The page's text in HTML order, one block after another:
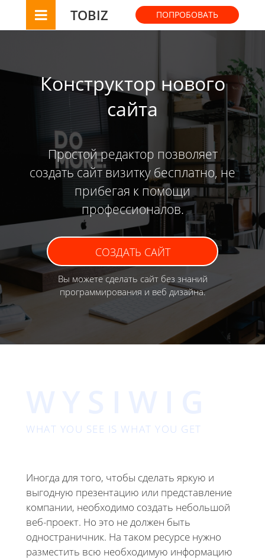
TOBIZ ПОПРОБОВАТЬ
Конструктор нового
сайта
Простой редактор позволяет
создать сайт визитку бесплатно, не
прибегая к помощи
профессионалов.
СОЗДАТЬ САЙТ
Вы можете сделать сайт без знаний
программирования и веб дизайна.
WHAT YOU SEE IS WHAT YOU GET
Иногда для того, чтобы сделать яркую и
выгодную презентацию или представление
компании, необходимо создать небольшой
веб-проект. Но это не должен быть
одностраничник. На таком ресурсе нужно
разместить всю необходимую информацию